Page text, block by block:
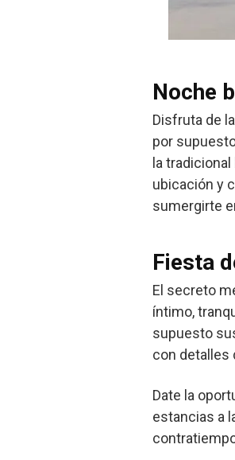
Noche
Disfruta de
por
la
ubicación y
sumergirte
Fiesta
El secreto
íntimo,
supuesto
con detalles
Date la
estancias a